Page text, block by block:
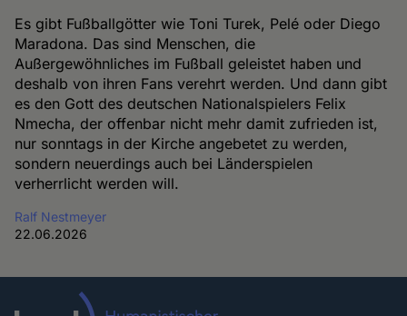
Es gibt Fußballgötter wie Toni Turek, Pelé oder Diego
Maradona. Das sind Menschen, die
Außergewöhnliches im Fußball geleistet haben und
deshalb von ihren Fans verehrt werden. Und dann gibt
es den Gott des deutschen Nationalspielers Felix
Nmecha, der offenbar nicht mehr damit zufrieden ist,
nur sonntags in der Kirche angebetet zu werden,
sondern neuerdings auch bei Länderspielen
verherrlicht werden will.
Ralf Nestmeyer
22.06.2026